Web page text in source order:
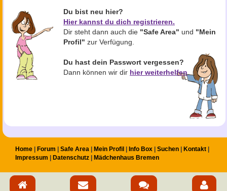
Du bist neu hier?
Hier kannst du dich registrieren.
Dir steht dann auch die "Safe Area" und "Mein
Profil" zur Verfügung.
Du hast dein Passwort vergessen?
Dann können wir dir hier weiterhelfen.
Home Forum Safe Area Mein Profil Info Box Suchen
Kontakt
Impressum
Datenschutz Mädchenhaus Bremen